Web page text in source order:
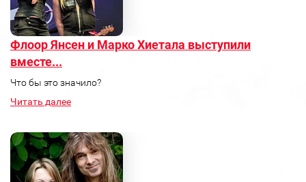
Флоор Янсен и Марко Хиетала выступили
вместе...
Что бы это значило?
Читать далее